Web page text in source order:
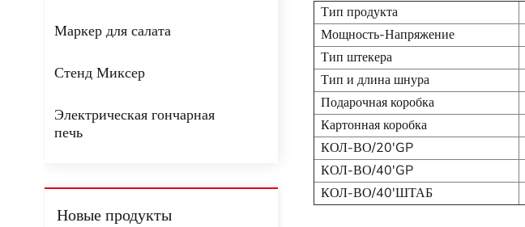
Маркер для салата
Стенд Миксер
Электрическая гончарная
печь
Новые продукты
Тип продукта
Мощность-Напряжение
Тип штекера
Тип и длина шнура
Подарочная коробка
Картонная коробка
КОЛ-ВО/20'GP
КОЛ-ВО/40'GP
КОЛ-ВО/40'ШТАБ